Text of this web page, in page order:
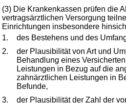
(3) Die Krankenkassen prüfen die
vertragsärztlichen Versorgung
Einrichtungen insbesondere
1.
des Bestehens und des
2.
der Plausibilität von Art und
Behandlung eines
Leistungen in Bezug auf die
zahnärztlichen Leistungen in
Befunde,
3.
der Plausibilität der Zahl der